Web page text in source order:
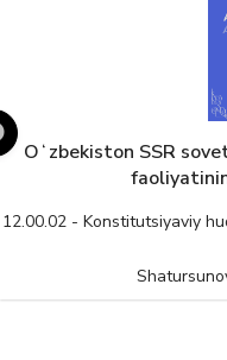
Oʻzbekiston SSR
12.00.02 - Konstitutsiyaviy